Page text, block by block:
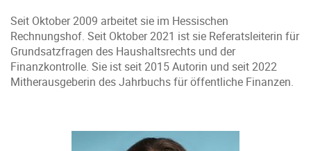
Seit Oktober 2009 arbeitet sie im Hessischen
Rechnungshof. Seit Oktober 2021 ist sie Referatsleiterin für
Grundsatzfragen des Haushaltsrechts und der
Finanzkontrolle. Sie ist seit 2015 Autorin und seit 2022
Mitherausgeberin des Jahrbuchs für öffentliche Finanzen.